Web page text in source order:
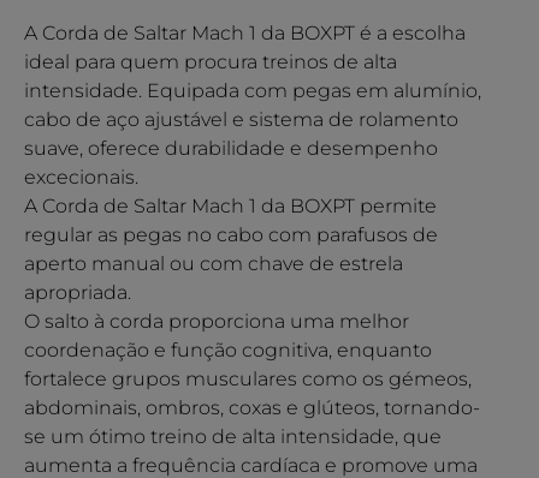
A Corda de Saltar Mach 1 da BOXPT é a escolha
ideal para quem procura treinos de alta
intensidade. Equipada com pegas em alumínio,
cabo de aço ajustável e sistema de rolamento
suave, oferece durabilidade e desempenho
excecionais.
A Corda de Saltar Mach 1 da BOXPT permite
regular as pegas no cabo com parafusos de
aperto manual ou com chave de estrela
apropriada.
O salto à corda proporciona uma melhor
coordenação e função cognitiva, enquanto
fortalece grupos musculares como os gémeos,
abdominais, ombros, coxas e glúteos, tornando-
se um ótimo treino de alta intensidade, que
aumenta a frequência cardíaca e promove uma